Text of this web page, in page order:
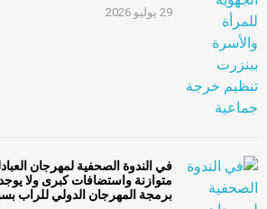
29 يوليو 2026
في الندوة الصحفية لمهرجان
متوازنة واستضافات كبرى ولا
برمجة المهرجان الدولي للراب